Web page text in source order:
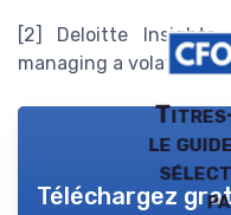
[2] Deloitte Insights
managing a volatile FX
le
Téléchargez